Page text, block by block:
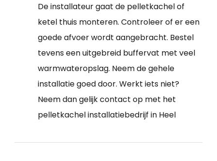
De installateur gaat de pelletkachel of
ketel thuis monteren. Controleer of er een
goede afvoer wordt aangebracht. Bestel
tevens een uitgebreid buffervat met veel
warmwateropslag. Neem de gehele
installatie goed door. Werkt iets niet?
Neem dan gelijk contact op met het
pelletkachel installatiebedrijf in Heel